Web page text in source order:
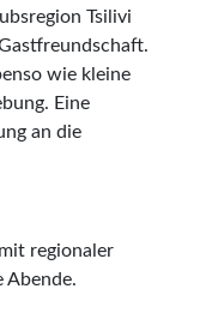
Tsilivi
wie kleine
Eine
an die
regionaler
Abende.